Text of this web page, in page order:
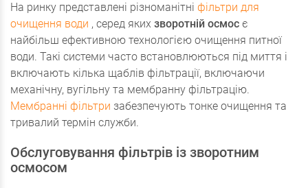
На ринку представлені різноманітні фільтри для
очищення води , серед яких зворотній осмос є
найбільш ефективною технологією очищення питної
води. Такі системи часто встановлюються під миття і
включають кілька щаблів фільтрації, включаючи
механічну, вугільну та мембранну фільтрацію.
Мембранні фільтри забезпечують тонке очищення та
тривалий термін служби.
Обслуговування фільтрів із зворотним
осмосом